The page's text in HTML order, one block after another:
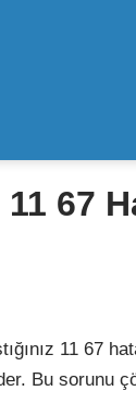
67
11 67
Bu sorunu